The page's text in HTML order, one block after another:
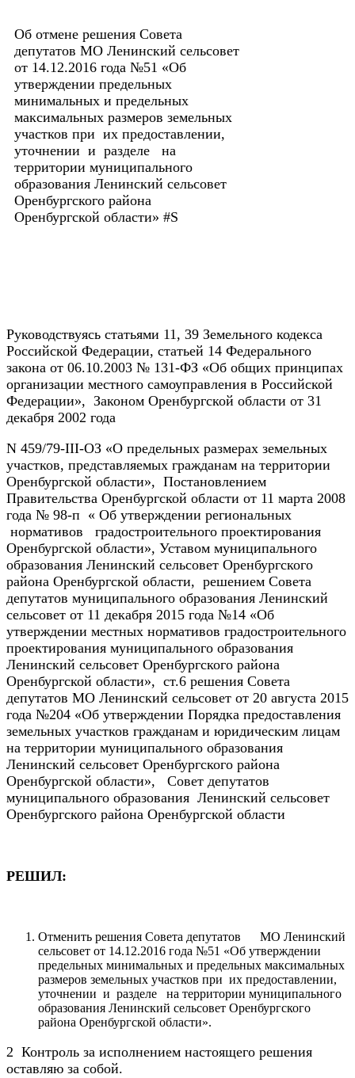
Об отмене решения Совета
депутатов МО Ленинский сельсовет
от 14.12.2016 года №51 «Об
утверждении предельных
минимальных и предельных
максимальных размеров земельных
участков при их предоставлении,
уточнении и разделе на
территории муниципального
образования Ленинский сельсовет
Оренбургского района
Оренбургской области» #S
Руководствуясь статьями 11, 39 Земельного кодекса
Российской Федерации, статьей 14 Федерального
закона от 06.10.2003 № 131-ФЗ «Об общих принципах
организации местного самоуправления в Российской
Федерации», Законом Оренбургской области от 31
декабря 2002 года
N 459/79-III-ОЗ «О предельных размерах земельных
участков, представляемых гражданам на территории
Оренбургской области», Постановлением
Правительства Оренбургской области от 11 марта 2008
года № 98-п « Об утверждении региональных
нормативов градостроительного проектирования
Оренбургской области», Уставом муниципального
образования Ленинский сельсовет Оренбургского
района Оренбургской области, решением Совета
депутатов муниципального образования Ленинский
сельсовет от 11 декабря 2015 года №14 «Об
утверждении местных нормативов градостроительного
проектирования муниципального образования
Ленинский сельсовет Оренбургского района
Оренбургской области», ст.6 решения Совета
депутатов МО Ленинский сельсовет от 20 августа 2015
года №204 «Об утверждении Порядка предоставления
земельных участков гражданам и юридическим лицам
на территории муниципального образования
Ленинский сельсовет Оренбургского района
Оренбургской области», Совет депутатов
муниципального образования Ленинский сельсовет
Оренбургского района Оренбургской области
РЕШИЛ:
Отменить решения Совета депутатов МО Ленинский
сельсовет от 14.12.2016 года №51 «Об утверждении
предельных минимальных и предельных максимальных
размеров земельных участков при их предоставлении,
уточнении и разделе на территории муниципального
образования Ленинский сельсовет Оренбургского
района Оренбургской области».
2 Контроль за исполнением настоящего решения
оставляю за собой.